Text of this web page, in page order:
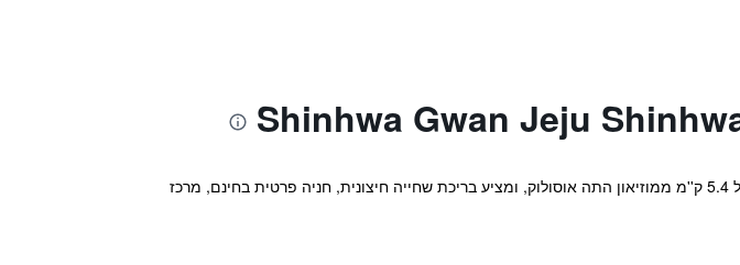
מקום האירוח Shinhwa Jeju Shinhwa World Hotels שוכן בסאוגוויפו, במרחק של 5.4 ק''מ ממוזיאון התה אוסולוק, ומציע בריכת שחייה חיצונית, חניה פרטית בחינם, מרכז